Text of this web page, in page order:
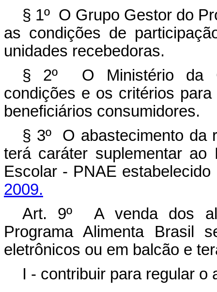
§ 1º O Grupo Gestor do
as condições de
unidades recebedoras.
§ 2º O Ministério da
condições e os critérios
beneficiários consumidores.
§ 3º O abastecimento da
terá caráter suplementar ao
Escolar - PNAE
2009.
Art. 9º A venda dos
Programa Alimenta Brasil
eletrônicos ou em balcão e
I - contribuir para regular o